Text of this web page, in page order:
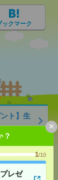
？
1/10
レゼ
×
ックマーク
ト】生
気になる！